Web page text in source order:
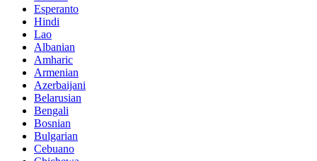
Esperanto
Hindi
Lao
Albanian
Amharic
Armenian
Azerbaijani
Belarusian
Bengali
Bosnian
Bulgarian
Cebuano